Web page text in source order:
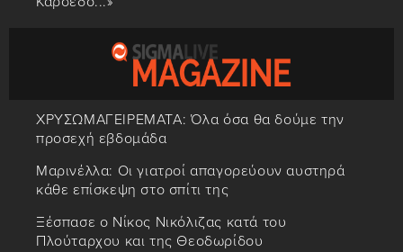
ΧΡΥΣΩΜΑΓΕΙΡΕΜΑΤΑ: Όλα όσα θα δούμε την
προσεχή εβδομάδα
Μαρινέλλα: Οι γιατροί απαγορεύουν αυστηρά
κάθε επίσκεψη στο σπίτι της
Ξέσπασε ο Νίκος Νικόλιζας κατά του
Πλούταρχου και της Θεοδωρίδου